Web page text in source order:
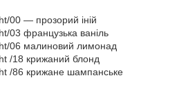
00 — прозорий іній
03 французька ваніль
06 малиновий лимонад
/18 крижаний блонд
/86 крижане шампанське